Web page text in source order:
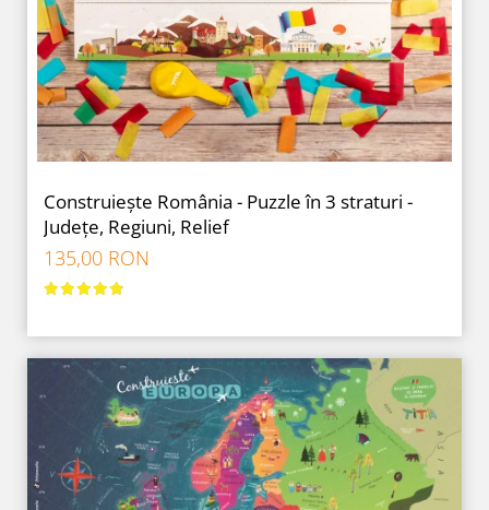
9 Ani
10 Ani
11 - 14 Ani
14+ Ani
Colecția Păcălici
TOATE JOCURILE
Construiește România - Puzzle în 3 straturi -
Județe, Regiuni, Relief
135,00 RON